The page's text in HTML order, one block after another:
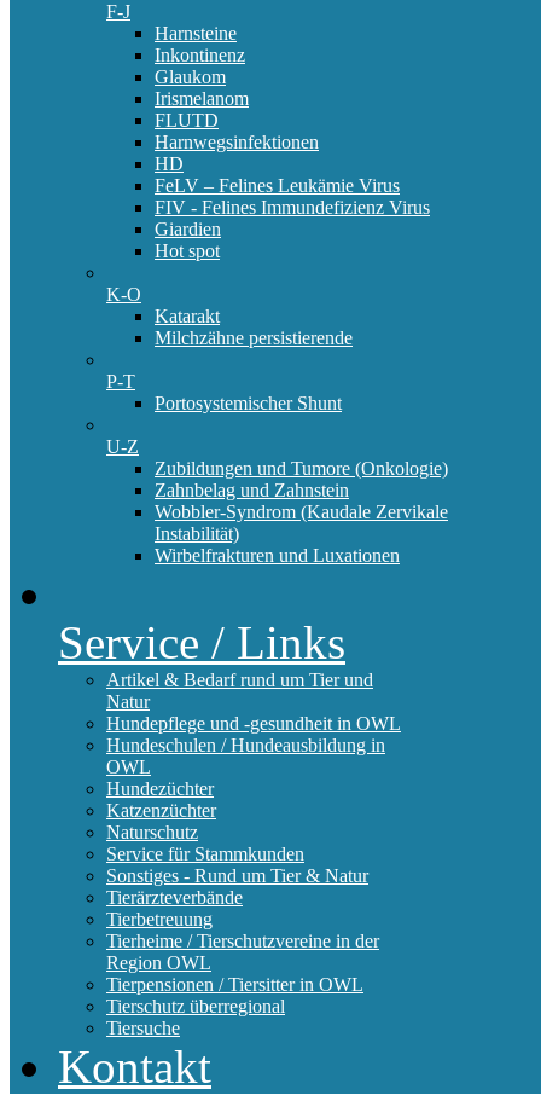
F-J
Harnsteine
Inkontinenz
Glaukom
Irismelanom
FLUTD
Harnwegsinfektionen
HD
FeLV – Felines Leukämie Virus
FIV - Felines Immundefizienz Virus
Giardien
Hot spot
K-O
Katarakt
Milchzähne persistierende
P-T
Portosystemischer Shunt
U-Z
Zubildungen und Tumore (Onkologie)
Zahnbelag und Zahnstein
Wobbler-Syndrom (Kaudale Zervikale
Instabilität)
Wirbelfrakturen und Luxationen
Service / Links
Artikel & Bedarf rund um Tier und
Natur
Hundepflege und -gesundheit in OWL
Hundeschulen / Hundeausbildung in
OWL
Hundezüchter
Katzenzüchter
Naturschutz
Service für Stammkunden
Sonstiges - Rund um Tier & Natur
Tierärzteverbände
Tierbetreuung
Tierheime / Tierschutzvereine in der
Region OWL
Tierpensionen / Tiersitter in OWL
Tierschutz überregional
Tiersuche
Kontakt